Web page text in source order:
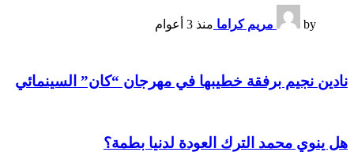
by مريم كراما منذ 3 أعوام
نادين نجيم برفقة خطيبها في مهرجان “كان” السينمائي
هل ينوي محمد الترك العودة لدنيا بطمة؟